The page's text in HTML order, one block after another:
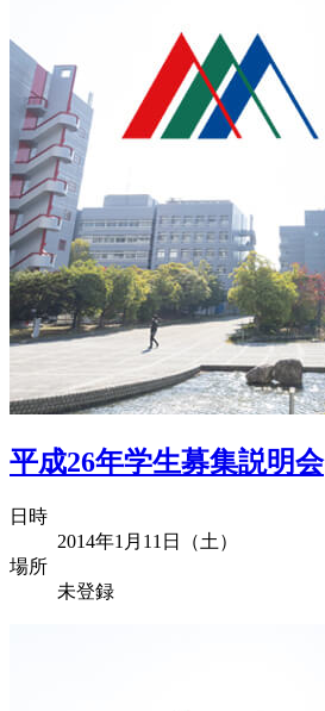
平成26年学生募集説明会
日時
2014年1月11日（土）
場所
未登録